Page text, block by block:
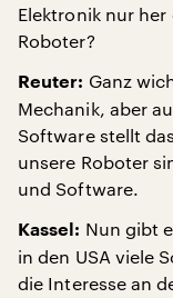
Elektronik nur
Roboter?
Reuter: Ganz
Mechanik, aber
Software stellt
unsere Roboter
und Software.
Kassel: Nun gibt
in den USA viele
die Interesse an